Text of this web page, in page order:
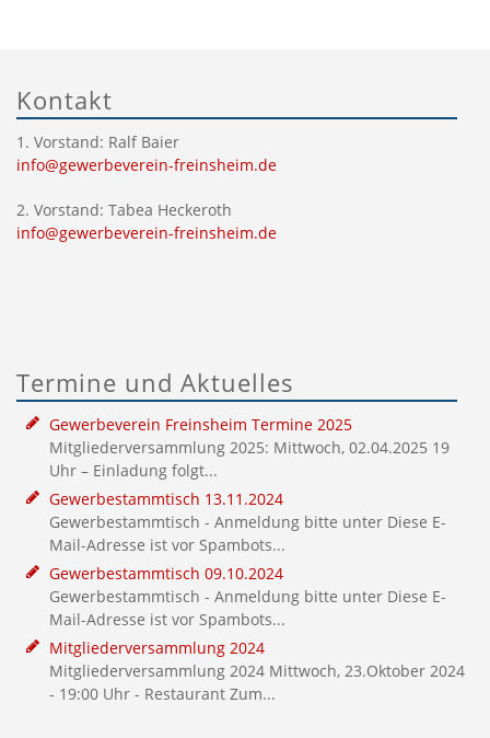
Kontakt
1. Vorstand: Ralf Baier
info@gewerbeverein-freinsheim.de
2. Vorstand: Tabea Heckeroth
info@gewerbeverein-freinsheim.de
Termine und Aktuelles
Gewerbeverein Freinsheim Termine 2025
Mitgliederversammlung 2025: Mittwoch, 02.04.2025 19
Uhr – Einladung folgt...
Gewerbestammtisch 13.11.2024
Gewerbestammtisch - Anmeldung bitte unter Diese E-
Mail-Adresse ist vor Spambots...
Gewerbestammtisch 09.10.2024
Gewerbestammtisch - Anmeldung bitte unter Diese E-
Mail-Adresse ist vor Spambots...
Mitgliederversammlung 2024
Mitgliederversammlung 2024 Mittwoch, 23.Oktober 2024
- 19:00 Uhr - Restaurant Zum...